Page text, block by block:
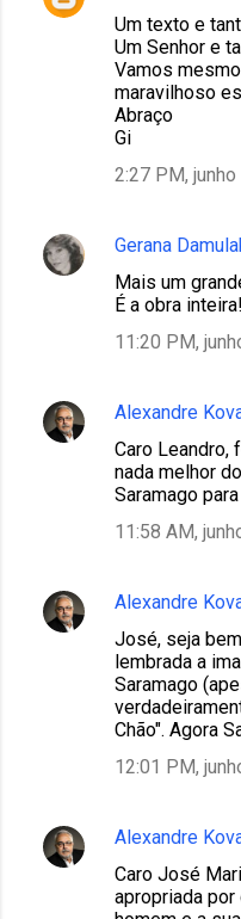
Um texto e
Um Senhor e
Vamos
maravilhoso
Abraço
Gi
2:27 PM,
Gerana
Mais um
É a obra inteira!
11:20 PM,
Alexandre
Caro Leandro,
nada melhor
Saramago
11:58 AM,
Alexandre
José, seja
lembrada a
Saramago
Chão". Agora
12:01 PM,
Alexandre
Caro José
apropriada